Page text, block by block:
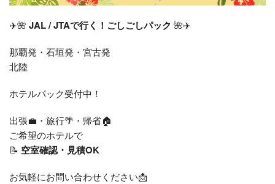
✈️🌺 JAL / JTAで行く！ごしごしパック 🌺✈️
那覇発・石垣発・宮古発
北陸
ホテルパック受付中！
出張💼・旅行🌴・帰省🏠
ご希望のホテルで
📝 空室確認・見積OK
お気軽にお問い合わせください📩